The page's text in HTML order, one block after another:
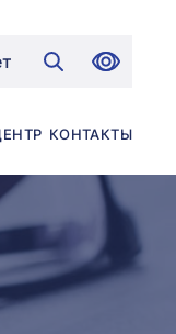
КОНТАКТЫ